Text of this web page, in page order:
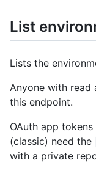
List
Lists the
Anyone with read
this endpoint.
OAuth app
(classic) need the
with a private